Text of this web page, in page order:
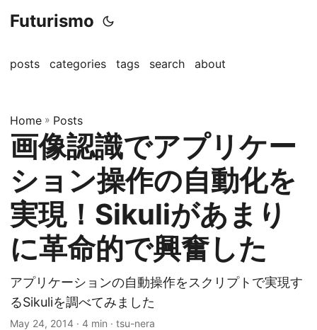
Futurismo
posts categories tags search about
Home » Posts
画像認識でアプリケー
ション操作の自動化を
実現！Sikuliがあまり
に革命的で興奮した
アプリケーションの自動操作をスクリプトで実現す
るSikuliを調べてみました
May 24, 2014 · 4 min · tsu-nera